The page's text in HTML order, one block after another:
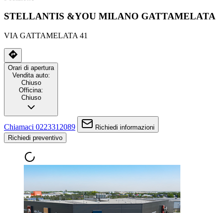
STELLANTIS &YOU MILANO GATTAMELATA
VIA GATTAMELATA 41
Orari di apertura
Vendita auto:
Chiuso
Officina:
Chiuso
Chiamaci 0223312089
Richiedi informazioni
Richiedi preventivo